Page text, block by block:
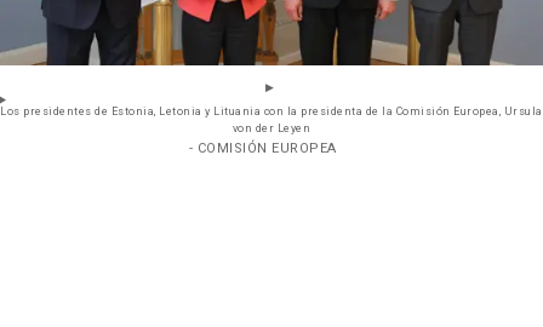
Los presidentes de Estonia, Letonia y Lituania con la presidenta de la Comisión Europea, Ursula
von der Leyen
- COMISIÓN EUROPEA